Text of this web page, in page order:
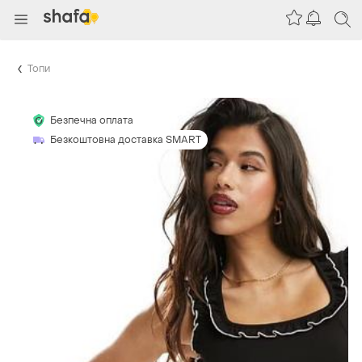
Топи
Безпечна оплата
Безкоштовна доставка SMART